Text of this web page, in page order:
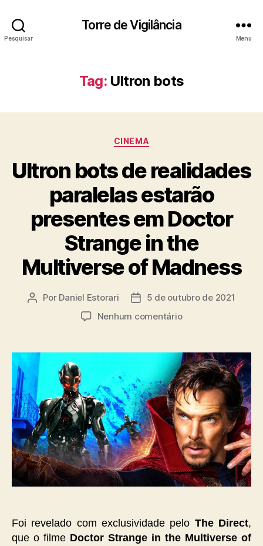
Pesquisar
Torre de Vigilância
Menu
Tag: Ultron bots
Categorias
CINEMA
Ultron bots de realidades
paralelas estarão
presentes em Doctor
Strange in the
Multiverse of Madness
Autor
Por Daniel Estorari
Data5 de outubro de 2021
Nenhum comentárioem
de
realidades
paralelas
estarão
presentes
em
Doctor
Strange
in
the
Multiverse
Foi revelado com exclusividade pelo The Direct,
que o filme Doctor Strange in the Multiverse of